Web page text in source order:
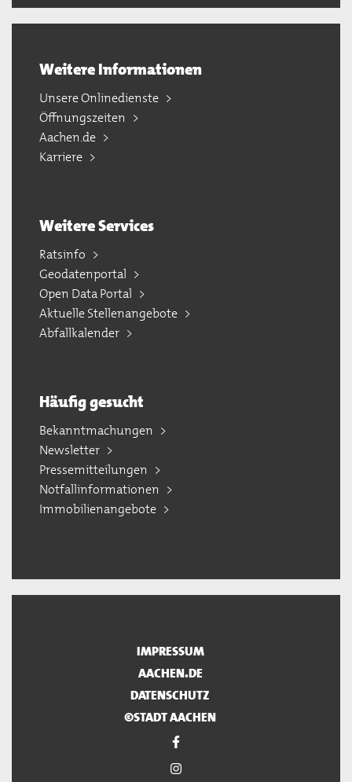
Weitere Informationen
Unsere Onlinedienste
Öffnungszeiten
Aachen.de
Karriere
Weitere Services
Ratsinfo
Geodatenportal
Open Data Portal
Aktuelle Stellenangebote
Abfallkalender
Häufig gesucht
Bekanntmachungen
Newsletter
Pressemitteilungen
Notfallinformationen
Immobilienangebote
IMPRESSUM
AACHEN.DE
DATENSCHUTZ
©STADT AACHEN